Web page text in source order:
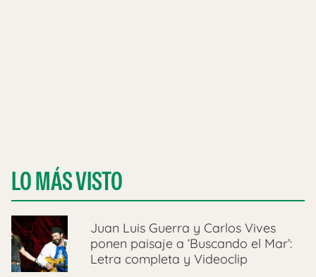
LO MÁS VISTO
Juan Luis Guerra y Carlos Vives
ponen paisaje a ‘Buscando el Mar’:
Letra completa y Videoclip